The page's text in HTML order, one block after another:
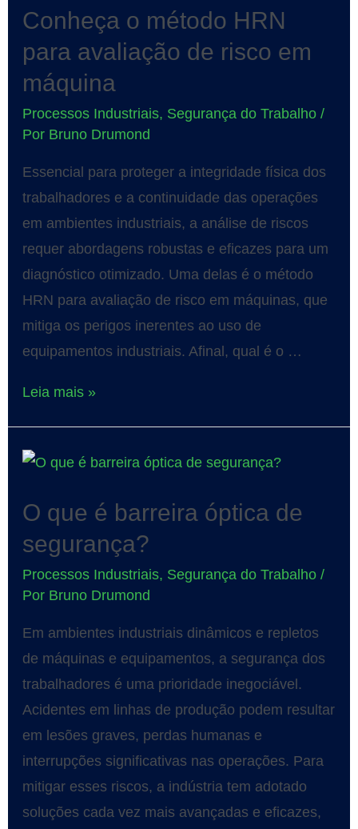
Conheça o método HRN
para avaliação de risco em
máquina
Processos Industriais, Segurança do Trabalho/
Por Bruno Drumond
Essencial para proteger a integridade física dos
trabalhadores e a continuidade das operações
em ambientes industriais, a análise de riscos
requer abordagens robustas e eficazes para um
diagnóstico otimizado. Uma delas é o método
HRN para avaliação de risco em máquinas, que
mitiga os perigos inerentes ao uso de
equipamentos industriais. Afinal, qual é o …
Leia mais »
O que é barreira óptica de
segurança?
Processos Industriais, Segurança do Trabalho/
Por Bruno Drumond
Em ambientes industriais dinâmicos e repletos
de máquinas e equipamentos, a segurança dos
trabalhadores é uma prioridade inegociável.
Acidentes em linhas de produção podem resultar
em lesões graves, perdas humanas e
interrupções significativas nas operações. Para
mitigar esses riscos, a indústria tem adotado
soluções cada vez mais avançadas e eficazes,